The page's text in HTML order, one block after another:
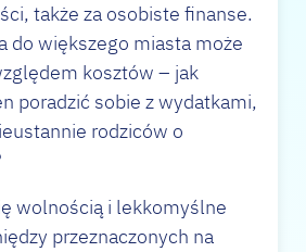
także za osobiste finanse.
do większego miasta może
kosztów – jak
poradzić sobie z wydatkami,
rodziców o
wolnością i lekkomyślne
przeznaczonych na